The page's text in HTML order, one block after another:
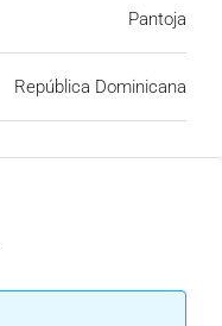
Pantoja
República Dominicana